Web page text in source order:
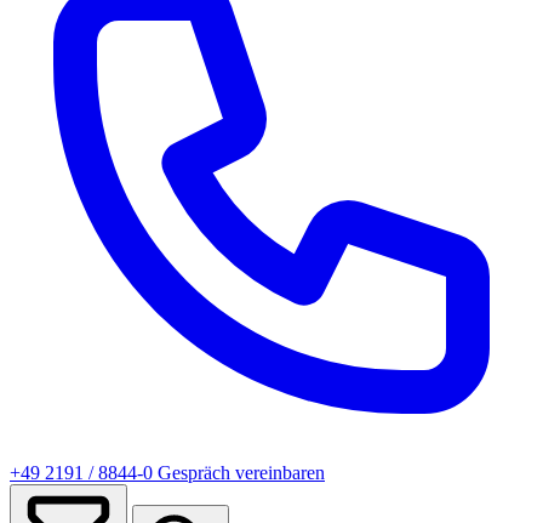
+49 2191 / 8844-0 Gespräch vereinbaren